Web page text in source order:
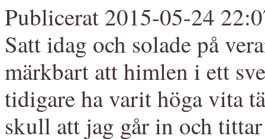
Publicerat 2015-05-24
Satt idag och solade på
märkbart att himlen i ett
tidigare ha varit höga vita
skull att jag går in och